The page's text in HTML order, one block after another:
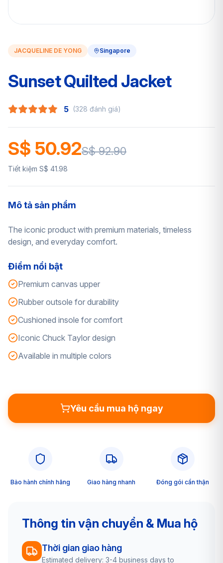
JACQUELINE DE YONG Singapore
Sunset Quilted Jacket
5 (328 đánh giá)
S$ 50.92S$ 92.90
Tiết kiệm S$ 41.98
Mô tả sản phẩm
The iconic product with premium materials, timeless
design, and everyday comfort.
Điểm nổi bật
Premium canvas upper
Rubber outsole for durability
Cushioned insole for comfort
Iconic Chuck Taylor design
Available in multiple colors
Yêu cầu mua hộ ngay
Bảo hành chính hãng Giao hàng nhanh Đóng gói cẩn thận
Thông tin vận chuyển & Mua hộ
Thời gian giao hàng
Estimated delivery: 3-4 business days to